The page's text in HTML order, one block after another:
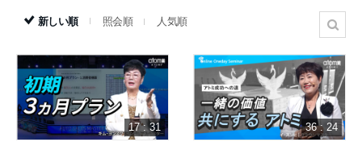
新しい順 照会順 人気順
17 : 31 36 : 24